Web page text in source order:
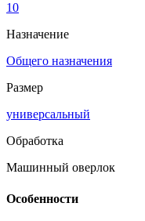
10
Назначение
Общего назначения
Размер
универсальный
Обработка
Машинный оверлок
Особенности